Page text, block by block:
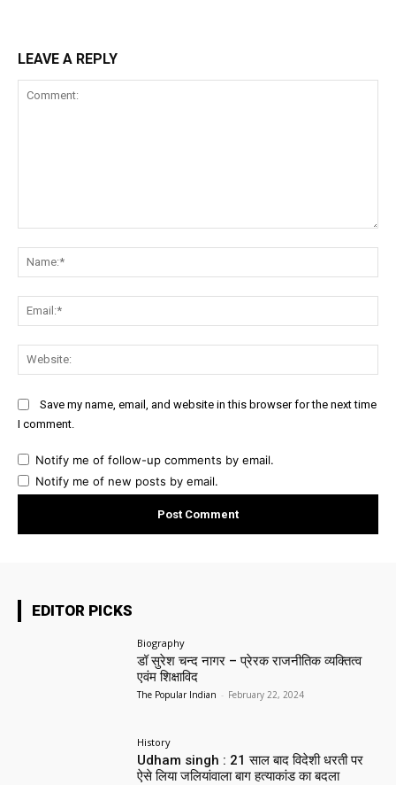
LEAVE A REPLY
Save my name, email, and website in this browser for the next time
I comment.
Notify me of follow-up comments by email.
Notify me of new posts by email.
EDITOR PICKS
Biography
डॉ सुरेश चन्द नागर – प्रेरक राजनीतिक व्यक्तित्व
एवंम शिक्षाविद
The Popular Indian - February 22, 2024
History
Udham singh : 21 साल बाद विदेशी धरती पर
ऐसे लिया जलियांवाला बाग हत्याकांड का बदला